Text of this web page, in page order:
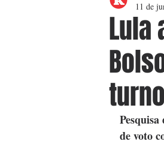
Lula
11 de
de voto